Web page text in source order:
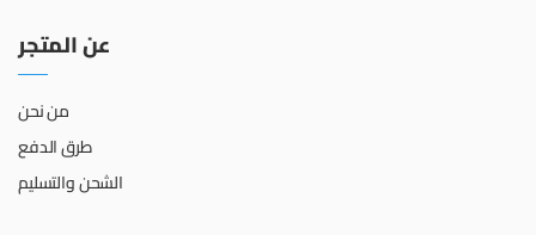
عن المتجر
من نحن
طرق الدفع
الشحن والتسليم